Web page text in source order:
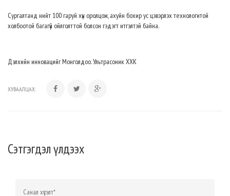
Сургалтанд нийт 100 гаруй хүн оролцож, ахуйн бохир ус цэвэрлэх технологитой
холбоотой багагүй ойлголттой болсон гэдэгт итгэлтэй байна.
Дэлхийн инновацийг Монголдоо. Ультрасоник ХХК
ХУВААЛЦАХ:
Сэтгэгдэл үлдээх